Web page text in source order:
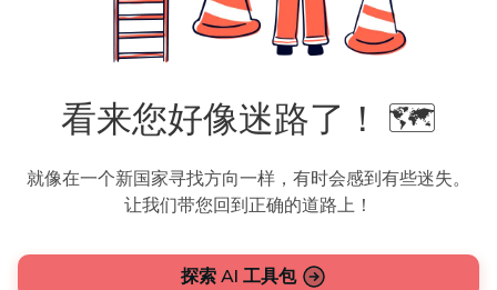
看来您好像迷路了！ 🗺️
就像在一个新国家寻找方向一样，有时会感到有些迷失。
让我们带您回到正确的道路上！
探索 AI 工具包